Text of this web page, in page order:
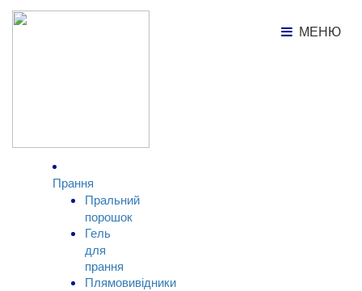
МЕНЮ
МЕНЮ
Каталог продукції
Прання
Пральний
порошок
Гель
для
прання
Плямовивідники